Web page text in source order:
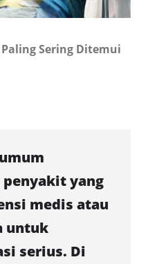
Sering Ditemui
yang
medis atau
untuk
serius. Di